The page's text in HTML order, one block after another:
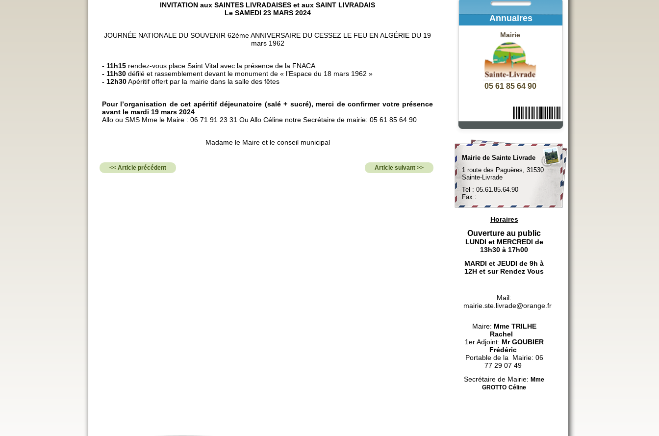
INVITATION aux SAINTES LIVRADAISES et aux SAINT LIVRADAIS
Le SAMEDI 23 MARS 2024
JOURNÉE NATIONALE DU SOUVENIR 62ème ANNIVERSAIRE DU CESSEZ LE FEU EN ALGÉRIE DU 19
mars 1962
- 11h15 rendez-vous place Saint Vital avec la présence de la FNACA
- 11h30 défilé et rassemblement devant le monument de « l’Espace du 18 mars 1962 »
- 12h30Apéritif offert par la mairie dans la salle des fêtes
Pour l’organisation de cet apéritif déjeunatoire (salé + sucré), merci de confirmer votre présence
avant le mardi 19 mars 2024
Allo ou SMS Mme le Maire : 06 71 91 23 31 Ou Allo Céline notre Secrétaire de mairie: 05 61 85 64 90
Madame le Maire et le conseil municipal
<< Article précédent Article suivant >>
Annuaires
Mairie
05 61 85 64 90
Mairie de Sainte Livrade
1 route des Paguères, 31530
Sainte-Livrade
Tel : 05.61.85.64.90
Fax :
Horaires
Ouverture au public
LUNDI et MERCREDI de
13h30 à 17h00
MARDI et JEUDI de 9h à
12H et sur Rendez Vous
Mail:
mairie.ste.livrade@orange.fr
Maire: Mme TRILHE
Rachel
1er Adjoint: Mr GOUBIER
Frédéric
Portable de la Mairie: 06
77 29 07 49
Secrétaire de Mairie: Mme
GROTTO Céline